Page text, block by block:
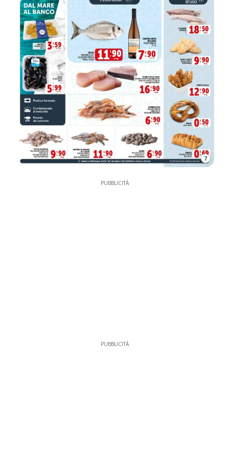
7
PUBBLICITÀ
PUBBLICITÀ